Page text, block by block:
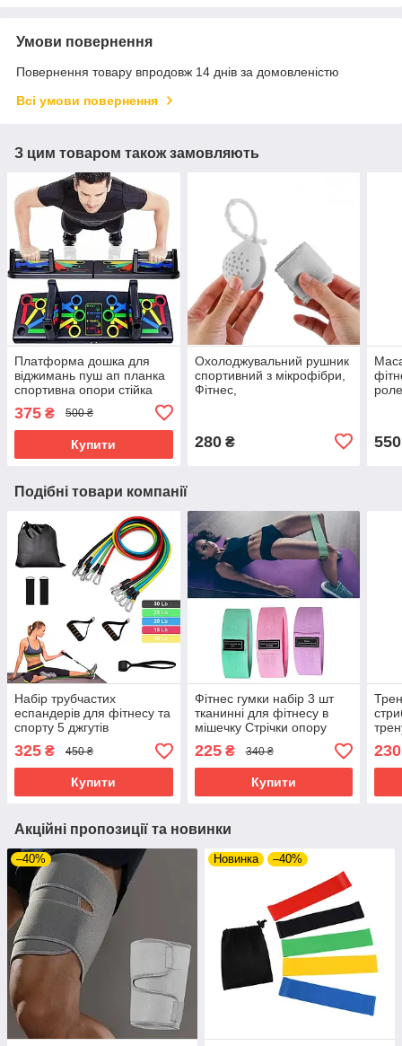
Умови повернення
Повернення товару впродовж 14 днів за домовленістю
Всі умови повернення
З цим товаром також замовляють
Платформа дошка для
віджимань пуш ап планка
спортивна опори стійка
різним хватом
375 ₴ 500 ₴
Купити
Охолоджувальний рушник
спортивний з мікрофібри,
Фітнес,
280₴ 550
Подібні товари компанії
Набір трубчастих
еспандерів для фітнесу та
спорту 5 джгутів
Бубновського чохол
фітнес-резинки Power
Bands
325 ₴ 450 ₴
Купити
Фітнес гумки набір 3 шт
тканинні для фітнесу в
мішечку Стрічки опору
Еспандери для ніг і
сідниць
225₴ 340 ₴
Купити
для
230
Акційні пропозиції та новинки
–40% Новинка –40%